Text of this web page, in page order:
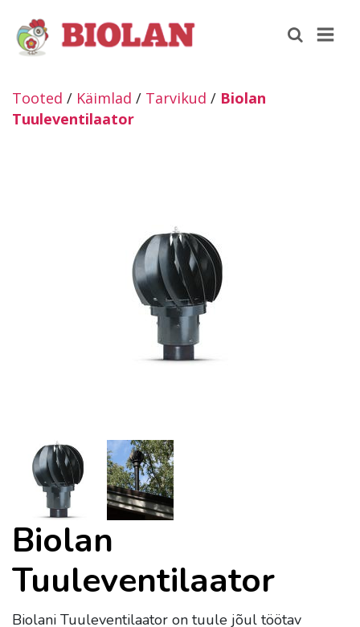
Tooted / Käimlad / Tarvikud / Biolan
Tuuleventilaator
Biolan
Tuuleventilaator
Biolani Tuuleventilaator on tuule jõul töötav